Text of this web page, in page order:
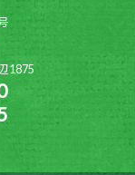
1875